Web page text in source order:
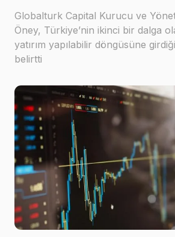
Globalturk Capital Kurucu ve
Öney, Türkiye’nin ikinci bir dalga
yatırım yapılabilir döngüsüne
belirtti